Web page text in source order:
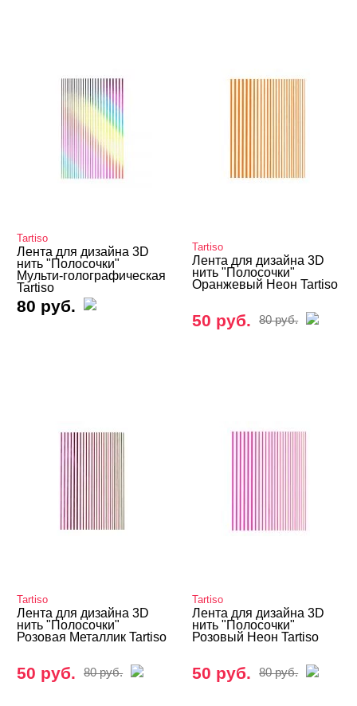
Tartiso
Лента для дизайна 3D
нить "Полосочки"
Мульти-голографическая
Tartiso
80 руб.
Tartiso
Лента для дизайна 3D
нить "Полосочки"
Оранжевый Неон Tartiso
50 руб. 80 руб.
Tartiso
Лента для дизайна 3D
нить "Полосочки"
Розовая Металлик Tartiso
50 руб. 80 руб.
Tartiso
Лента для дизайна 3D
нить "Полосочки"
Розовый Неон Tartiso
50 руб. 80 руб.